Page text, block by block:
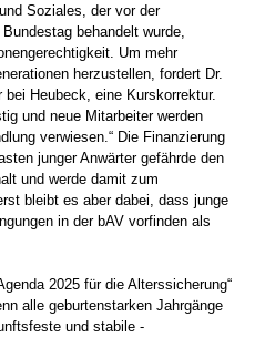
Soziales, der vor der
behandelt wurde,
Um mehr
herzustellen, fordert Dr.
Heubeck, eine Kurskorrektur.
und neue Mitarbeiter werden
verwiesen.“ Die Finanzierung
junger Anwärter gefährde den
und werde damit zum
bleibt es aber dabei, dass junge
in der bAV vorfinden als
2025 für die Alterssicherung“
alle geburtenstarken Jahrgänge
und stabile